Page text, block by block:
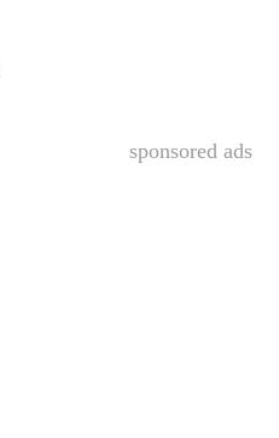
sponsored ads